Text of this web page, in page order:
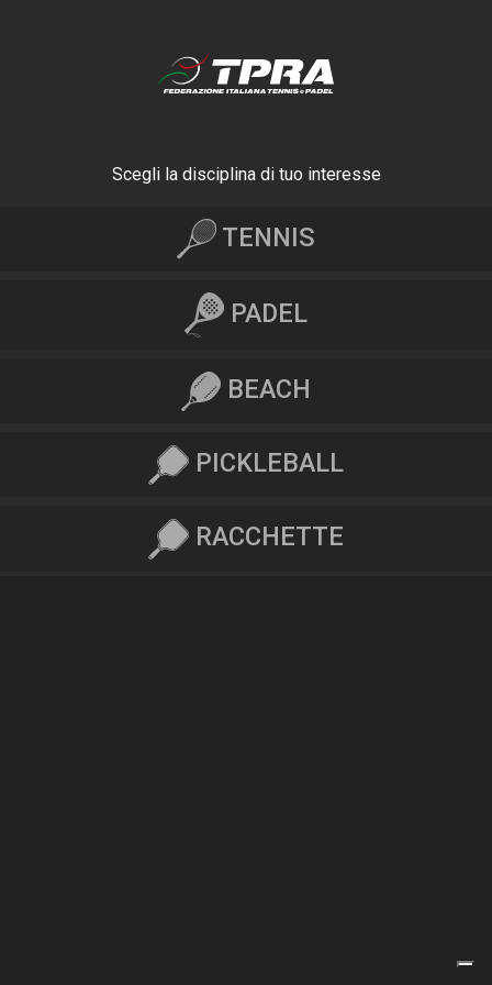
Scegli la disciplina di tuo interesse
TENNIS
PADEL
BEACH
PICKLEBALL
RACCHETTE